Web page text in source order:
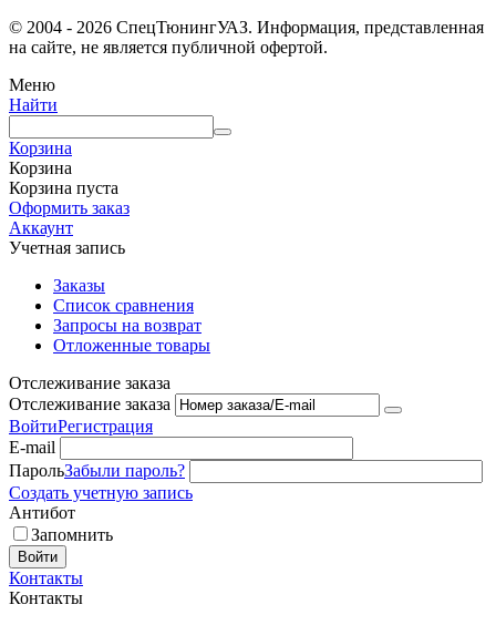
© 2004 - 2026 СпецТюнингУАЗ. Информация, представленная
на сайте, не является публичной офертой.
Меню
Найти
Корзина
Корзина
Корзина пуста
Оформить заказ
Аккаунт
Учетная запись
Заказы
Список сравнения
Запросы на возврат
Отложенные товары
Отслеживание заказа
Отслеживание заказа
ВойтиРегистрация
E-mail
ПарольЗабыли пароль?
Создать учетную запись
Антибот
Запомнить
Войти
Контакты
Контакты